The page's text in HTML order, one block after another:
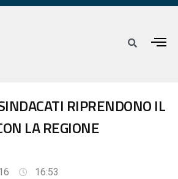
RIPRENDONO IL
LA REGIONE
16:53